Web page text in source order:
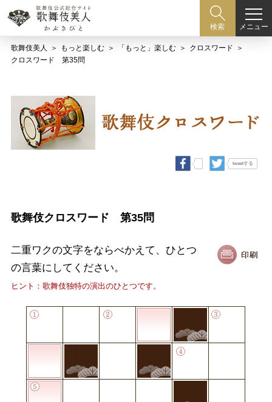
検索 メニュー
歌舞伎美人 もっと楽しむ 「もっと」楽しむ
クロスワード
クロスワード 第35問
tweetする
歌舞伎クロスワード 第35問
二重ワクの文字をならべかえて、ひとつ
の言葉にしてください。
ヒント：歌舞伎独特の演出のひとつです。